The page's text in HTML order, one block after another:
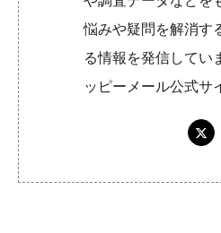
悩みや疑問を解消す
る情報を発信し
ッピーメール公式サ